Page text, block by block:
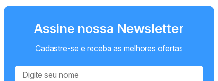
Assine nossa Newsletter
Cadastre-se e receba as melhores ofertas